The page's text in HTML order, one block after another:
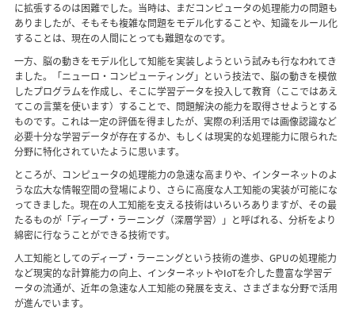
に拡張するのは困難でした。当時は、まだコンピュータの処理能力の問題も
ありましたが、そもそも複雑な問題をモデル化することや、知識をルール化
することは、現在の人間にとっても難題なのです。
一方、脳の動きをモデル化して知能を実装しようという試みも行なわれてき
ました。「ニューロ・コンピューティング」という技法で、脳の動きを模倣
したプログラムを作成し、そこに学習データを投入して教育（ここではあえ
てこの言葉を使います）することで、問題解決の能力を取得させようとする
ものです。これは一定の評価を得ましたが、実際の利活用では画像認識など
必要十分な学習データが存在するか、もしくは現実的な処理能力に限られた
分野に特化されていたように思います。
ところが、コンピュータの処理能力の急速な高まりや、インターネットのよ
うな広大な情報空間の登場により、さらに高度な人工知能の実装が可能にな
ってきました。現在の人工知能を支える技術はいろいろありますが、その最
たるものが「ディープ・ラーニング（深層学習）」と呼ばれる、分析をより
綿密に行なうことができる技術です。
人工知能としてのディープ・ラーニングという技術の進歩、GPUの処理能力
など現実的な計算能力の向上、インターネットやIoTを介した豊富な学習デ
ータの流通が、近年の急速な人工知能の発展を支え、さまざまな分野で活用
が進んでいます。